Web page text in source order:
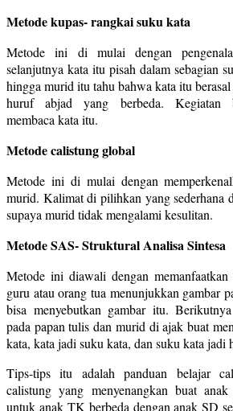
Metode kupas- rangkai suku kata
Metode ini di mulai dengan
selanjutnya kata itu pisah dalam sebagian
hingga murid itu tahu bahwa kata itu
huruf abjad yang berbeda. Kegiatan
membaca kata itu.
Metode calistung global
Metode ini di mulai dengan
murid. Kalimat di pilihkan yang sederhana
supaya murid tidak mengalami kesulitan.
Metode SAS- Struktural Analisa Sintesa
Metode ini diawali dengan
guru atau orang tua menunjukkan gambar
bisa menyebutkan gambar itu.
pada papan tulis dan murid di ajak buat
kata, kata jadi suku kata, dan suku kata jadi
Tips-tips itu adalah panduan belajar
calistung yang menyenangkan buat
untuk anak TK berbeda dengan anak SD